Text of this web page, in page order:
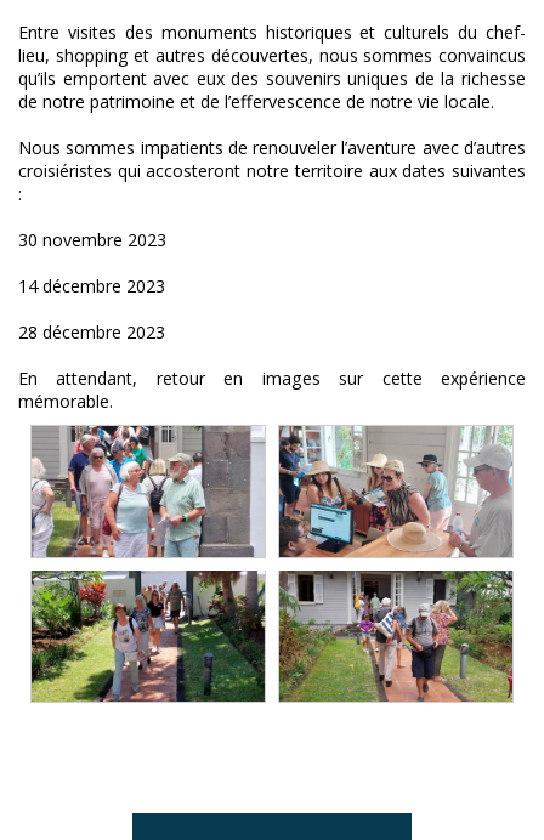
Entre visites des monuments historiques et culturels du chef-
lieu, shopping et autres découvertes, nous sommes convaincus
qu’ils emportent avec eux des souvenirs uniques de la richesse
de notre patrimoine et de l’effervescence de notre vie locale.
Nous sommes impatients de renouveler l’aventure avec d’autres
croisiéristes qui accosteront notre territoire aux dates suivantes
:
30 novembre 2023
14 décembre 2023
28 décembre 2023
En attendant, retour en images sur cette expérience
mémorable.